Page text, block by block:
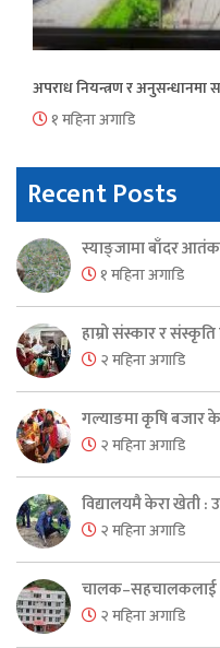
अपराध नियन्त्रण र अनुसन्धानमा
१ महिना अगाडि
Recent Posts
स्याङ्जामा बाँदर आतंक
१ महिना अगाडि
हाम्रो संस्कार र
२ महिना अगाडि
गल्याङमा कृषि बजार
२ महिना अगाडि
विद्यालयमै केरा खेती :
२ महिना अगाडि
चालक–सहचालकलाई
२ महिना अगाडि